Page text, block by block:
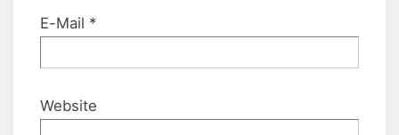
E-Mail *
Website